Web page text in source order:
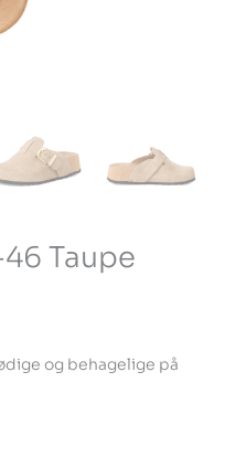
Taupe
og behagelige på